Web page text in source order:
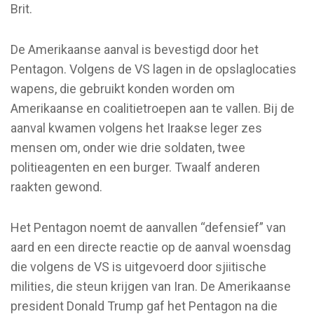
Brit.
De Amerikaanse aanval is bevestigd door het
Pentagon. Volgens de VS lagen in de opslaglocaties
wapens, die gebruikt konden worden om
Amerikaanse en coalitietroepen aan te vallen. Bij de
aanval kwamen volgens het Iraakse leger zes
mensen om, onder wie drie soldaten, twee
politieagenten en een burger. Twaalf anderen
raakten gewond.
Het Pentagon noemt de aanvallen “defensief” van
aard en een directe reactie op de aanval woensdag
die volgens de VS is uitgevoerd door sjiitische
milities, die steun krijgen van Iran. De Amerikaanse
president Donald Trump gaf het Pentagon na die